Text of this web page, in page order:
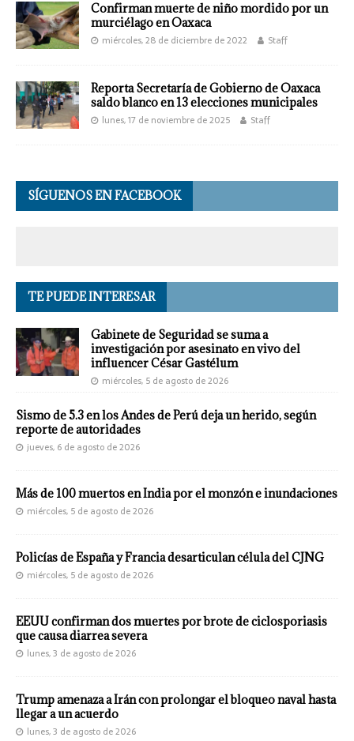
Confirman muerte de niño mordido por un
murciélago en Oaxaca
miércoles, 28 de diciembre de 2022 Staff
Reporta Secretaría de Gobierno de Oaxaca
saldo blanco en 13 elecciones municipales
lunes, 17 de noviembre de 2025 Staff
SÍGUENOS EN FACEBOOK
TE PUEDE INTERESAR
Gabinete de Seguridad se suma a
investigación por asesinato en vivo del
influencer César Gastélum
miércoles, 5 de agosto de 2026
Sismo de 5.3 en los Andes de Perú deja un herido, según
reporte de autoridades
jueves, 6 de agosto de 2026
Más de 100 muertos en India por el monzón e inundaciones
miércoles, 5 de agosto de 2026
Policías de España y Francia desarticulan célula del CJNG
miércoles, 5 de agosto de 2026
EEUU confirman dos muertes por brote de ciclosporiasis
que causa diarrea severa
lunes, 3 de agosto de 2026
Trump amenaza a Irán con prolongar el bloqueo naval hasta
llegar a un acuerdo
lunes, 3 de agosto de 2026